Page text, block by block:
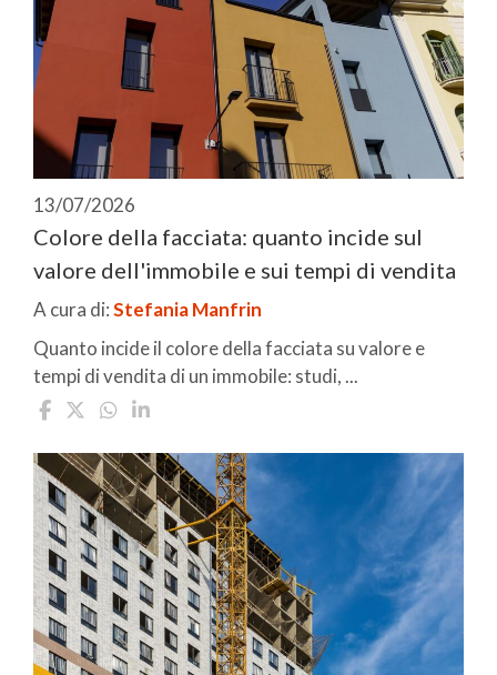
13/07/2026
Colore della facciata: quanto incide sul
valore dell'immobile e sui tempi di vendita
A cura di:Stefania Manfrin
Quanto incide il colore della facciata su valore e
tempi di vendita di un immobile: studi, ...